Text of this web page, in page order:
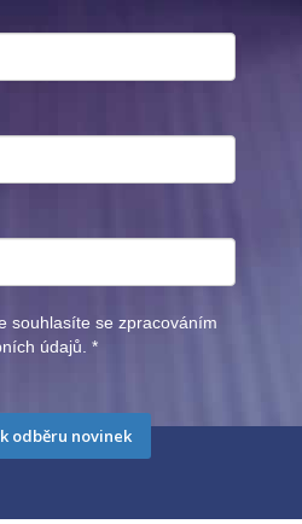
souhlasíte se zpracováním
údajů. *
odběru novinek